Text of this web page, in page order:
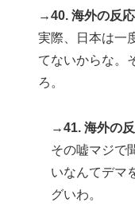
→40. 海外の反応
実際、日本は一
てないからな。
ろ。
→41. 海外の
その嘘マジで
いなんてデマ
グいわ。